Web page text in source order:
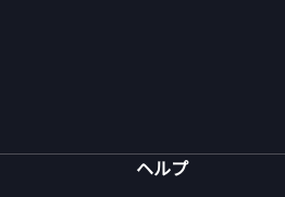
ヘルプ